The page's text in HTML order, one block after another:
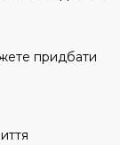
придбати